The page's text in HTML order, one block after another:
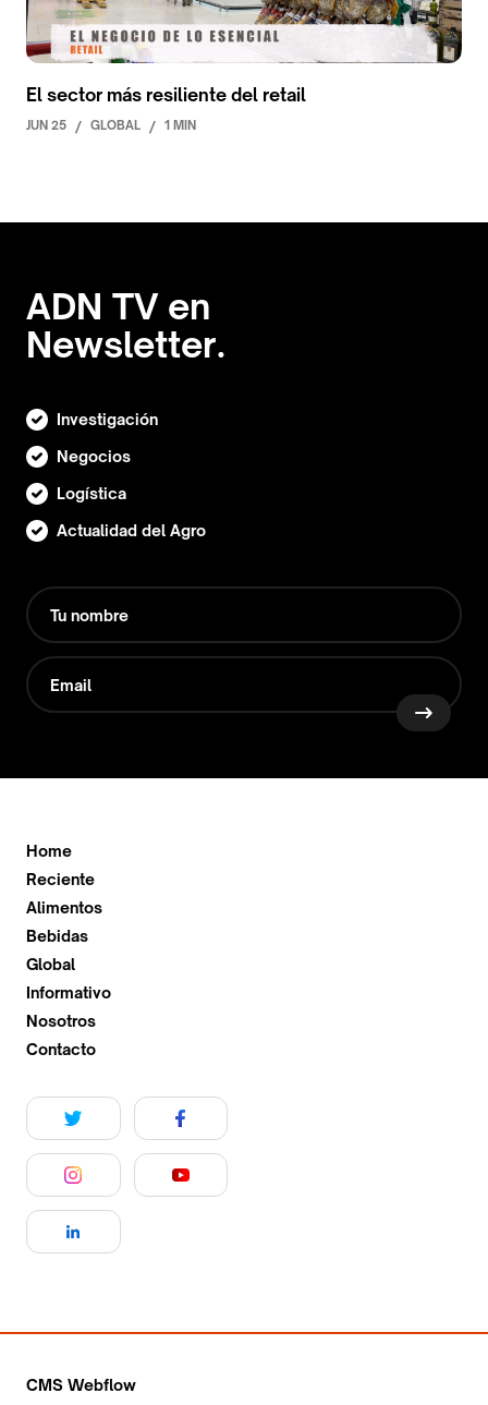
El sector más resiliente del retail
JUN 25 / GLOBAL / 1 MIN
ADN TV en
Newsletter.
Investigación
Negocios
Logística
Actualidad del Agro
Home
Reciente
Alimentos
Bebidas
Global
Informativo
Nosotros
Contacto
CMS Webflow